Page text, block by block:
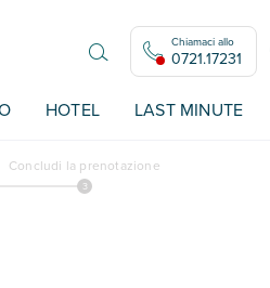
Chiamaci allo
0721.17231
HOTEL LAST MINUTE
Concludi la prenotazione